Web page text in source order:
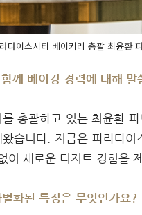
다이스시티 베이커리 총괄 최윤환
께 베이킹 경력에 대해 말
총괄하고 있는 최윤환
습니다. 지금은 파라다
이 새로운 디저트 경험을
화된 특징은 무엇인가요?